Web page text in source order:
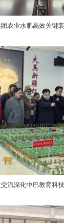
、兵团农业水